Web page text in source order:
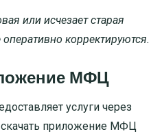
или исчезает старая
оперативно корректируются.
МФЦ
услуги через
скачать приложение МФЦ